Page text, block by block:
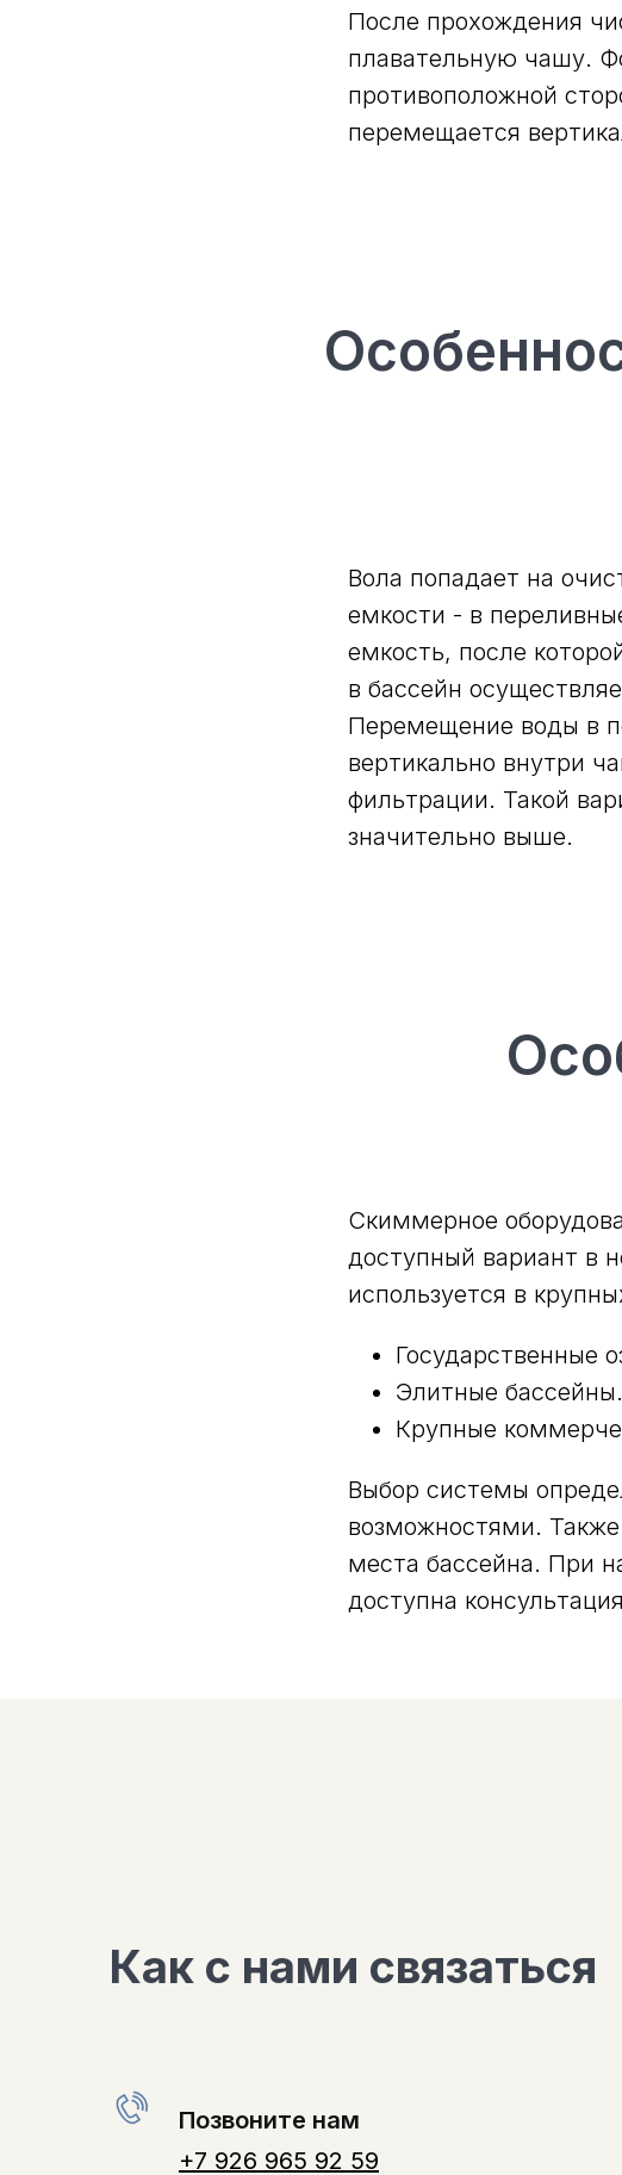
После прохождения
плавательную чашу.
противоположной
перемещается
Вола попадает на
емкости - в
емкость, после
в бассейн
Перемещение воды в
вертикально внутри
фильтрации. Такой
значительно выше.
Скиммерное
доступный вариант в
используется в
Государственные
Элитные бассейны.
Крупные
Выбор системы
возможностями.
места бассейна. При
доступна
Позвоните нам
+7 926 965 92 59
Как с нами связаться